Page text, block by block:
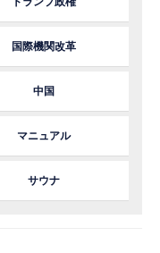
国際機関改革
中国
マニュアル
サウナ